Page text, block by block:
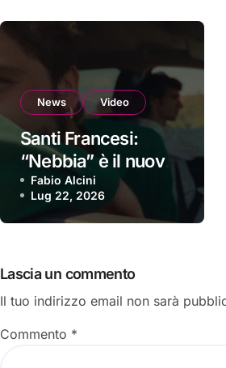
News Video
Santi Francesi:
“Nebbia” è il nuovo
video
Fabio Alcini
Lug 22, 2026
Lascia un commento
Il tuo indirizzo email non sarà
Commento *